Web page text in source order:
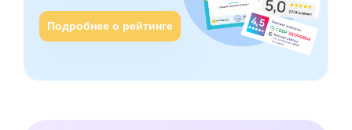
Подробнее о рейтинге